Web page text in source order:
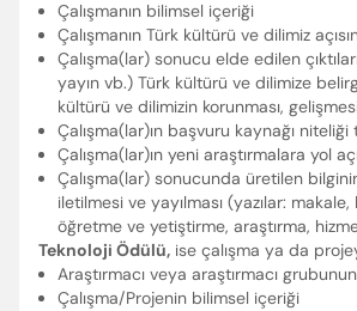
Çalışmanın bilimsel içeriği
Çalışmanın Türk kültürü ve dilimiz
Çalışma(lar) sonucu elde edilen
yayın vb.) Türk kültürü ve dilimize
kültürü ve dilimizin korunması,
Çalışma(lar)ın başvuru kaynağı niteliği
Çalışma(lar)ın yeni araştırmalara yol
Çalışma(lar) sonucunda üretilen
iletilmesi ve yayılması (yazılar:
öğretme ve yetiştirme, araştırma,
Teknoloji Ödülü, ise çalışma ya da
Araştırmacı veya araştırmacı
Çalışma/Projenin bilimsel içeriği